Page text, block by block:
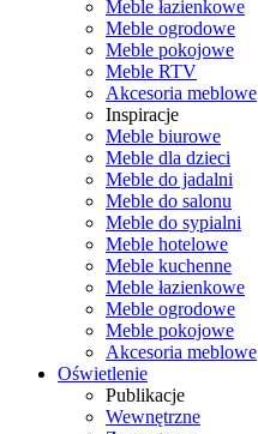
Meble łazienkowe
Meble ogrodowe
Meble pokojowe
Meble RTV
Akcesoria meblowe
Inspiracje
Meble biurowe
Meble dla dzieci
Meble do jadalni
Meble do salonu
Meble do sypialni
Meble hotelowe
Meble kuchenne
Meble łazienkowe
Meble ogrodowe
Meble pokojowe
Akcesoria meblowe
Oświetlenie
Publikacje
Wewnętrzne